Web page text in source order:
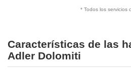
* Todos los servicios
Características de las
Adler Dolomiti